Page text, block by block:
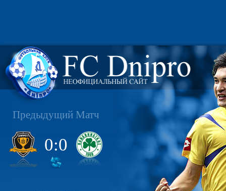
Предыдущий Матч
0:0